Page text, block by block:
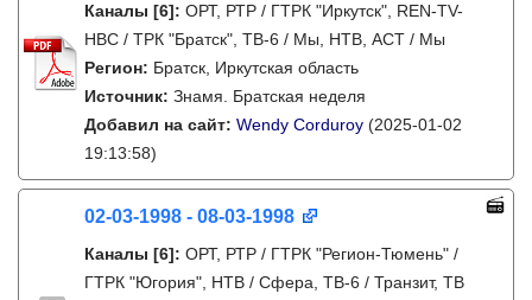
Каналы [6]: ОРТ, РТР / ГТРК "Иркутск", REN-TV-
НВС / ТРК "Братск", ТВ-6 / Мы, НТВ, АСТ / Мы
Регион: Братск, Иркутская область
Источник: Знамя. Братская неделя
Добавил на сайт: Wendy Corduroy (2025-01-02
19:13:58)
02-03-1998 - 08-03-1998
Каналы [6]: ОРТ, РТР / ГТРК "Регион-Тюмень" /
ГТРК "Югория", НТВ / Сфера, ТВ-6 / Транзит, ТВ